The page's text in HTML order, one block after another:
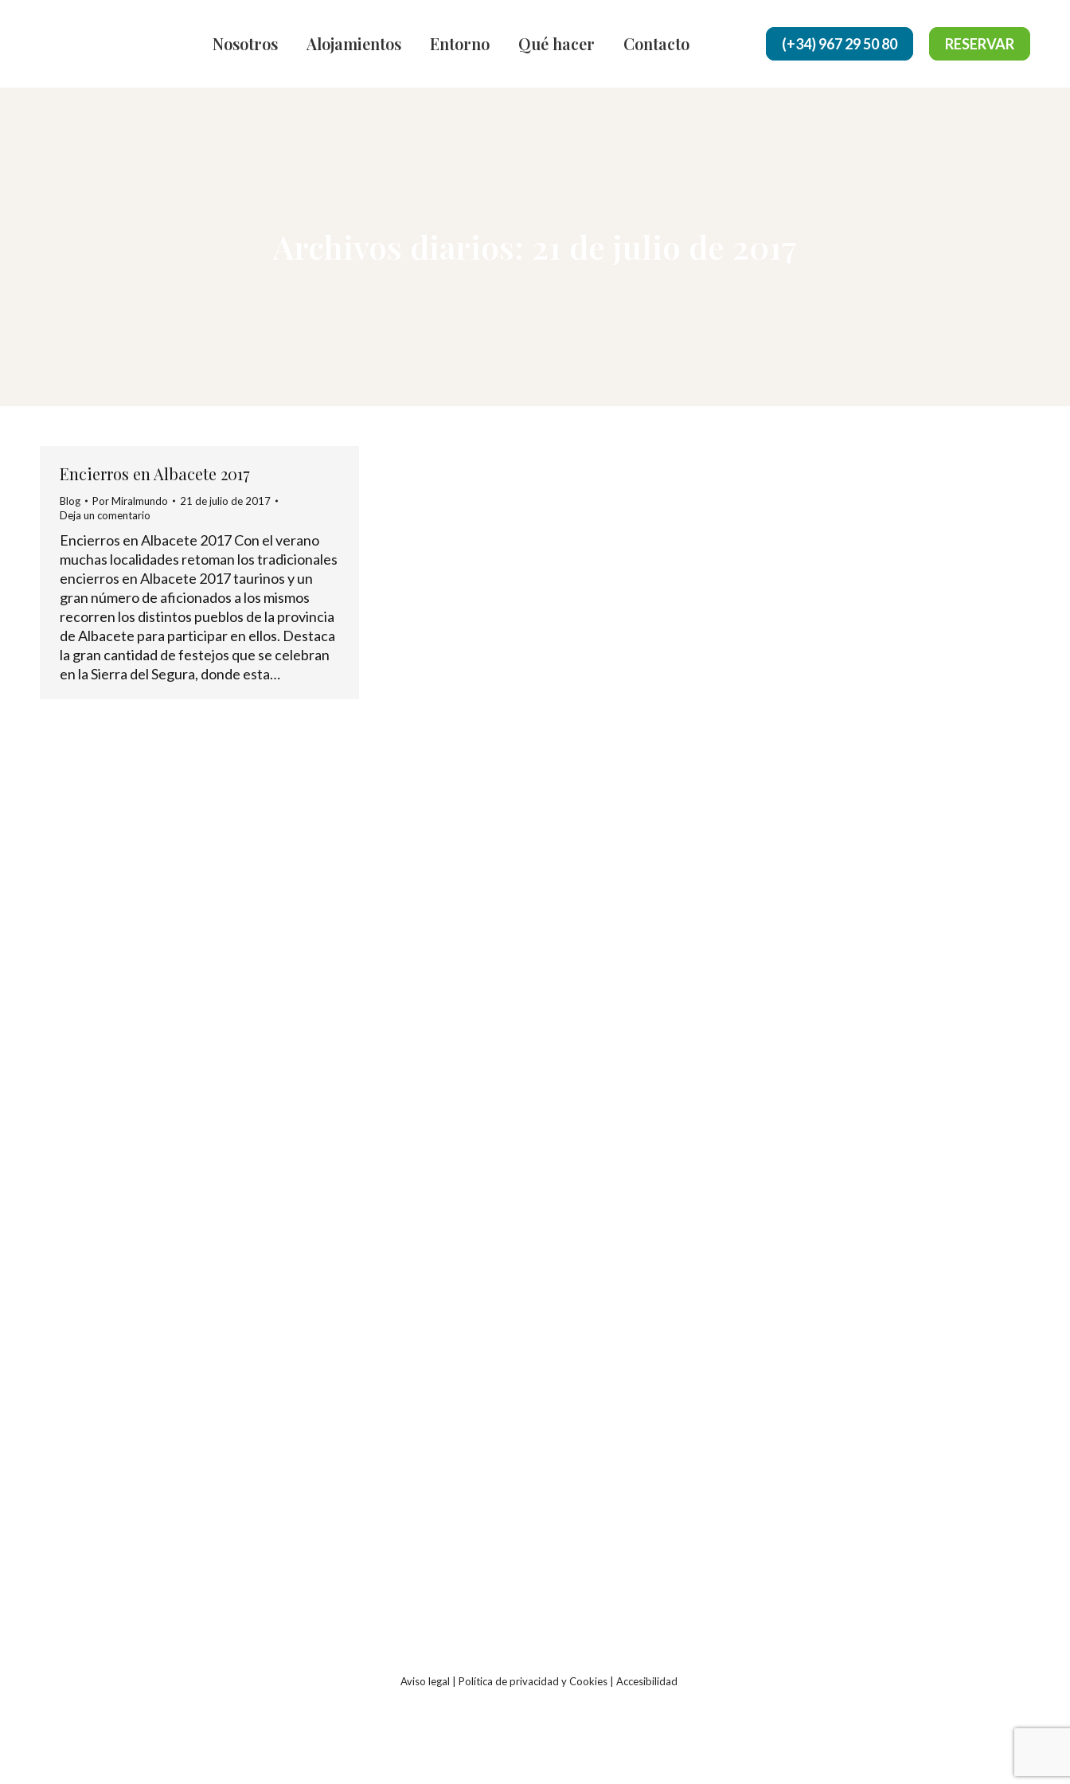
Nosotros Alojamientos Entorno Qué hacer Contacto (+34) 967 29 50 80 RESERVAR
Encierros en Albacete 2017
Blog PorMiralmundo
21 de julio de 2017
Deja un comentario
Encierros en Albacete 2017 Con el verano
muchas localidades retoman los tradicionales
encierros en Albacete 2017 taurinos y un
gran número de aficionados a los mismos
recorren los distintos pueblos de la provincia
de Albacete para participar en ellos. Destaca
la gran cantidad de festejos que se celebran
en la Sierra del Segura, donde esta…
Aviso legal Política de privacidad y Cookies Accesibilidad